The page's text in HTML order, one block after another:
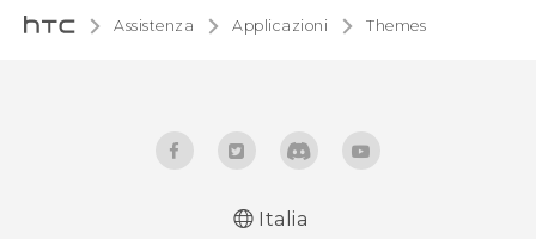
Assistenza Applicazioni Themes
Italia